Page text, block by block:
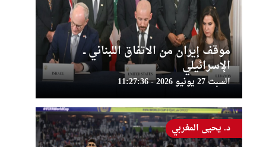
موقف إيران من الاتفاق اللبناني ــ
الإسرائيلي
السبت 27 يونيو 2026 - 11:27:36
د. يحيى المغربي